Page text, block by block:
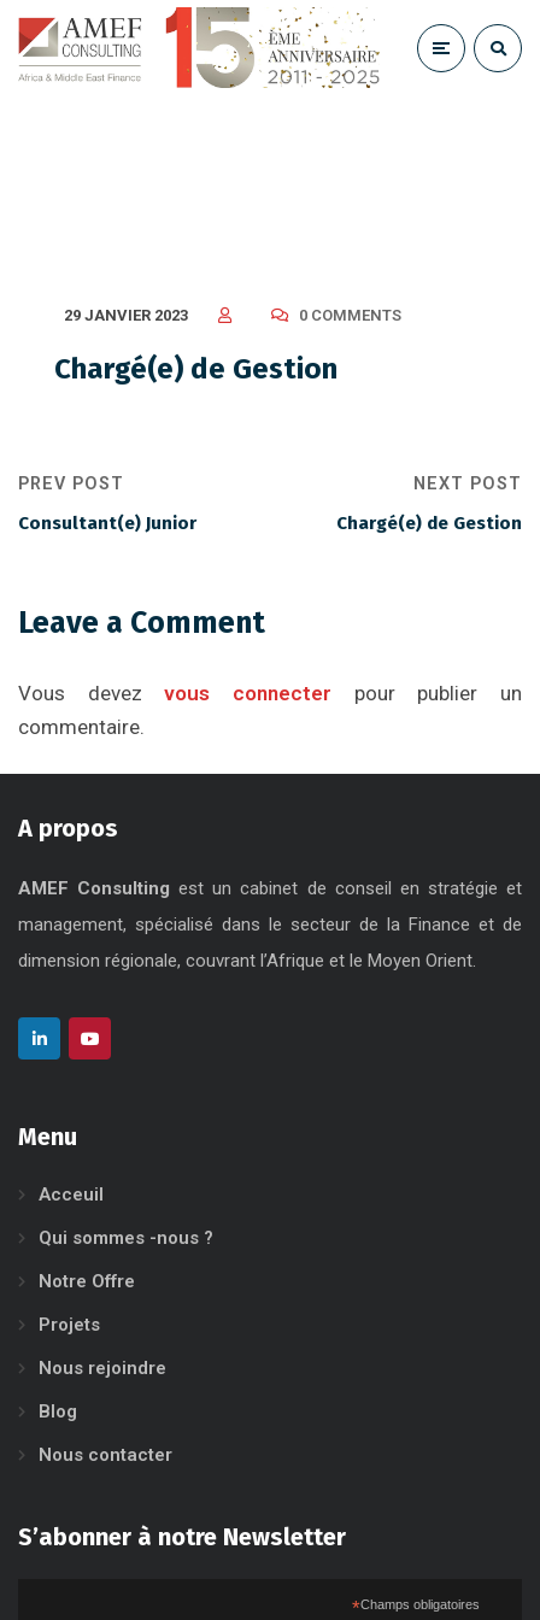
29 JANVIER 2023 0 COMMENTS
Chargé(e) de Gestion
PREV POST
Consultant(e) Junior
NEXT POST
Chargé(e) de Gestion
Leave a Comment
Vous devezvous connecter pour publier un
commentaire.
A propos
AMEF Consulting est un cabinet de conseil en stratégie et
management, spécialisé dans le secteur de la Finance et de
dimension régionale, couvrant l’Afrique et le Moyen Orient.
Menu
Acceuil
Qui sommes -nous ?
Notre Offre
Projets
Nous rejoindre
Blog
Nous contacter
S’abonner à notre Newsletter
*Champs obligatoires